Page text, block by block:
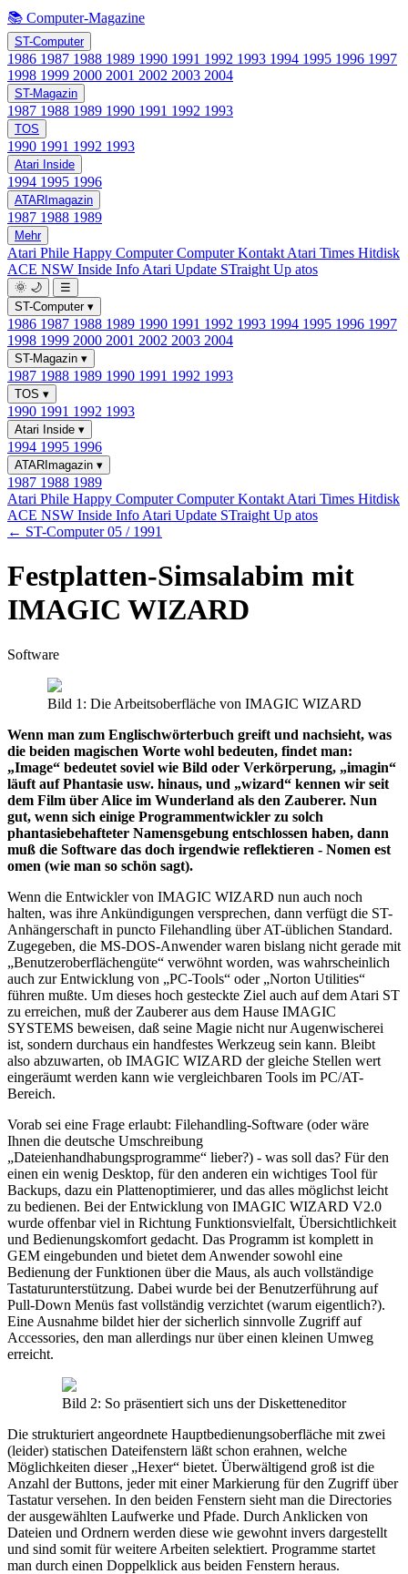
📚 Computer-Magazine
ST-Computer
1986 1987 1988 1989 1990 1991 1992 1993 1994 1995 1996 1997
1998 1999 2000 2001 2002 2003 2004
ST-Magazin
1987 1988 1989 1990 1991 1992 1993
TOS
1990 1991 1992 1993
Atari Inside
1994 1995 1996
ATARImagazin
1987 1988 1989
Mehr
Atari Phile Happy ComputerComputer Kontakt Atari Times Hitdisk
ACE NSW Inside Info Atari Update STraight Up atos
🌞 🌙
☰
ST-Computer ▾
1986 1987 1988 1989 1990 1991 1992 1993 1994 1995 1996 1997
1998 1999 2000 2001 2002 2003 2004
ST-Magazin ▾
1987 1988 1989 1990 1991 1992 1993
TOS ▾
1990 1991 1992 1993
Atari Inside ▾
1994 1995 1996
ATARImagazin ▾
1987 1988 1989
Atari Phile Happy ComputerComputer Kontakt Atari Times Hitdisk
ACE NSW Inside Info Atari Update STraight Up atos
← ST-Computer 05 / 1991
Festplatten-Simsalabim mit
IMAGIC WIZARD
Software
Bild 1: Die Arbeitsoberfläche von IMAGIC WIZARD
Wenn man zum Englischwörterbuch greift und nachsieht, was
die beiden magischen Worte wohl bedeuten, findet man:
„Image“ bedeutet soviel wie Bild oder Verkörperung, „imagin“
läuft auf Phantasie usw. hinaus, und „wizard“ kennen wir seit
dem Film über Alice im Wunderland als den Zauberer. Nun
gut, wenn sich einige Programmentwickler zu solch
phantasiebehafteter Namensgebung entschlossen haben, dann
muß die Software das doch irgendwie reflektieren - Nomen est
omen (wie man so schön sagt).
Wenn die Entwickler von IMAGIC WIZARD nun auch noch
halten, was ihre Ankündigungen versprechen, dann verfügt die ST-
Anhängerschaft in puncto Filehandling über AT-üblichen Standard.
Zugegeben, die MS-DOS-Anwender waren bislang nicht gerade mit
„Benutzeroberflächengüte“ verwöhnt worden, was wahrscheinlich
auch zur Entwicklung von „PC-Tools“ oder „Norton Utilities“
führen mußte. Um dieses hoch gesteckte Ziel auch auf dem Atari ST
zu erreichen, muß der Zauberer aus dem Hause IMAGIC
SYSTEMS beweisen, daß seine Magie nicht nur Augenwischerei
ist, sondern durchaus ein handfestes Werkzeug sein kann. Bleibt
also abzuwarten, ob IMAGIC WIZARD der gleiche Stellen wert
eingeräumt werden kann wie vergleichbaren Tools im PC/AT-
Bereich.
Vorab sei eine Frage erlaubt: Filehandling-Software (oder wäre
Ihnen die deutsche Umschreibung
„Dateienhandhabungsprogramme“ lieber?) - was soll das? Für den
einen ein wenig Desktop, für den anderen ein wichtiges Tool für
Backups, dazu ein Plattenoptimierer, und das alles möglichst leicht
zu bedienen. Bei der Entwicklung von IMAGIC WIZARD V2.0
wurde offenbar viel in Richtung Funktionsvielfalt, Übersichtlichkeit
und Bedienungskomfort gedacht. Das Programm ist komplett in
GEM eingebunden und bietet dem Anwender sowohl eine
Bedienung der Funktionen über die Maus, als auch vollständige
Tastaturunterstützung. Dabei wurde bei der Benutzerführung auf
Pull-Down Menüs fast vollständig verzichtet (warum eigentlich?).
Eine Ausnahme bildet hier der sicherlich sinnvolle Zugriff auf
Accessories, den man allerdings nur über einen kleinen Umweg
erreicht.
Bild 2: So präsentiert sich uns der Disketteneditor
Die strukturiert angeordnete Hauptbedienungsoberfläche mit zwei
(leider) statischen Dateifenstern läßt schon erahnen, welche
Möglichkeiten dieser „Hexer“ bietet. Überwältigend groß ist die
Anzahl der Buttons, jeder mit einer Markierung für den Zugriff über
Tastatur versehen. In den beiden Fenstern sieht man die Directories
der ausgewählten Laufwerke und Pfade. Durch Anklicken von
Dateien und Ordnern werden diese wie gewohnt invers dargestellt
und sind somit für weitere Arbeiten selektiert. Programme startet
man durch einen Doppelklick aus beiden Fenstern heraus.